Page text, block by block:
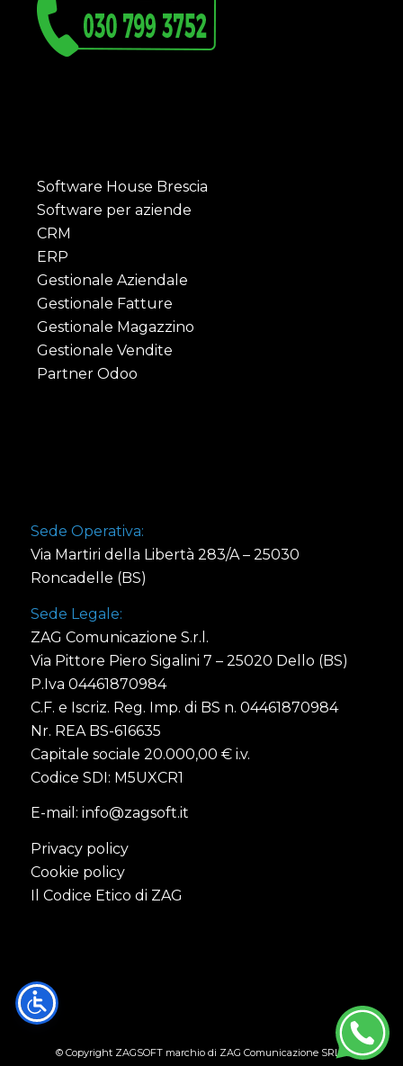
Software House Brescia
Software per aziende
CRM
ERP
Gestionale Aziendale
Gestionale Fatture
Gestionale Magazzino
Gestionale Vendite
Partner Odoo
Sede Operativa:
Via Martiri della Libertà 283/A – 25030
Roncadelle (BS)
Sede Legale:
ZAG Comunicazione S.r.l.
Via Pittore Piero Sigalini 7 – 25020 Dello (BS)
P.Iva 04461870984
C.F. e Iscriz. Reg. Imp. di BS n. 04461870984
Nr. REA BS-616635
Capitale sociale 20.000,00 € i.v.
Codice SDI: M5UXCR1
E-mail: info@zagsoft.it
Privacy policy
Cookie policy
Il Codice Etico di ZAG
© Copyright ZAGSOFT marchio di ZAG Comunicazione SRL -